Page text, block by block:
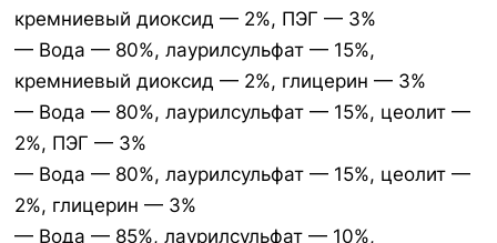
кремниевый диоксид — 2%, ПЭГ — 3%
— Вода — 80%, лаурилсульфат — 15%,
кремниевый диоксид — 2%, глицерин — 3%
— Вода — 80%, лаурилсульфат — 15%, цеолит —
2%, ПЭГ — 3%
— Вода — 80%, лаурилсульфат — 15%, цеолит —
2%, глицерин — 3%
— Вода — 85%, лаурилсульфат — 10%,